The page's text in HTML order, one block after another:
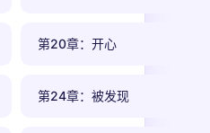
第20章：开心
第24章：被发现